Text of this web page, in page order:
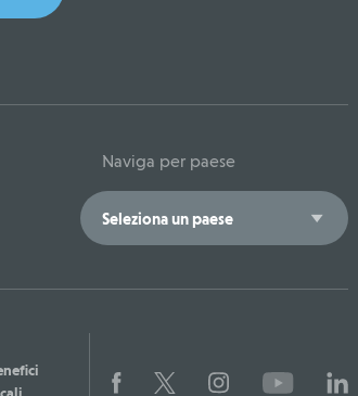
Naviga per paese